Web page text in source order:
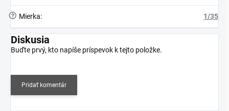
? Mierka: 1/35
Diskusia
Buďte prvý, kto napíše príspevok k tejto položke.
Pridať komentár